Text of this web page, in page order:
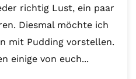
richtig Lust, ein paar
Diesmal möchte ich
mit Pudding vorstellen.
einige von euch...